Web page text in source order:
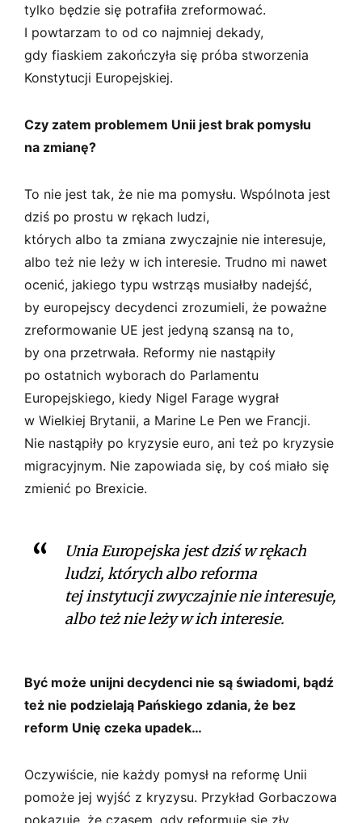
tylko będzie się potrafiła zreformować.
I powtarzam to od co najmniej dekady,
gdy fiaskiem zakończyła się próba stworzenia
Konstytucji Europejskiej.
Czy zatem problemem Unii jest brak pomysłu
na zmianę?
To nie jest tak, że nie ma pomysłu. Wspólnota jest
dziś po prostu w rękach ludzi,
których albo ta zmiana zwyczajnie nie interesuje,
albo też nie leży w ich interesie. Trudno mi nawet
ocenić, jakiego typu wstrząs musiałby nadejść,
by europejscy decydenci zrozumieli, że poważne
zreformowanie UE jest jedyną szansą na to,
by ona przetrwała. Reformy nie nastąpiły
po ostatnich wyborach do Parlamentu
Europejskiego, kiedy Nigel Farage wygrał
w Wielkiej Brytanii, a Marine Le Pen we Francji.
Nie nastąpiły po kryzysie euro, ani też po kryzysie
migracyjnym. Nie zapowiada się, by coś miało się
zmienić po Brexicie.
Unia Europejska jest dziś w rękach
ludzi, których albo reforma
tej instytucji zwyczajnie nie interesuje,
albo też nie leży w ich interesie.
Być może unijni decydenci nie są świadomi, bądź
też nie podzielają Pańskiego zdania, że bez
reform Unię czeka upadek…
Oczywiście, nie każdy pomysł na reformę Unii
pomoże jej wyjść z kryzysu. Przykład Gorbaczowa
pokazuje, że czasem, gdy reformuje się zły